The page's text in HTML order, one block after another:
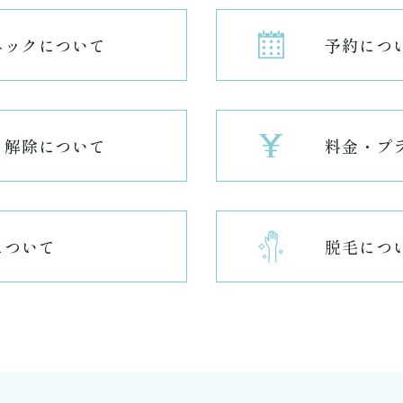
クについて 予約につ
除について 料金・プ
いて 脱毛につ